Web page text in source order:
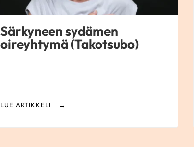
Särkyneen sydämen
oireyhtymä (Takotsubo)
LUE ARTIKKELI